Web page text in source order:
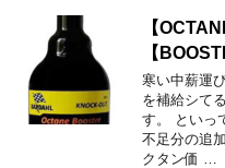
【
【
寒い中薪運
を補給シて
す。 といっ
不足分の追
クタン価 …